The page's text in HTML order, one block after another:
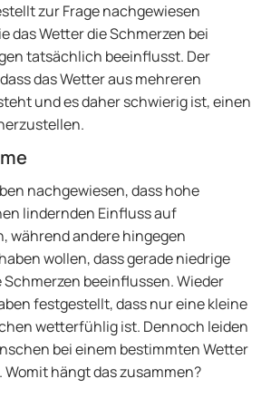
zur Frage nachgewiesen
das Wetter die Schmerzen bei
tatsächlich beeinflusst. Der
das Wetter aus mehreren
und es daher schwierig ist, einen
nachgewiesen, dass hohe
lindernden Einfluss auf
während andere hingegen
wollen, dass gerade niedrige
beeinflussen. Wieder
festgestellt, dass nur eine kleine
wetterfühlig ist. Dennoch leiden
bei einem bestimmten Wetter
hängt das zusammen?